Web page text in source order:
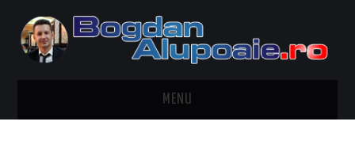
MENU